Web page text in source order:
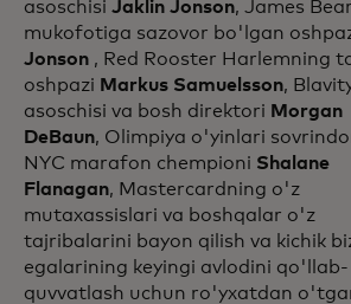
asoschisi Jaklin Jonson, James
mukofotiga sazovor bo'lgan
Jonson , Red Rooster Harlemning
oshpazi Markus Samuelsson,
asoschisi va bosh direktori Morgan
DeBaun, Olimpiya o'yinlari
NYC marafon chempioni Shalane
Flanagan, Mastercardning o'z
mutaxassislari va boshqalar o'z
tajribalarini bayon qilish va kichik
egalarining keyingi avlodini qo'llab-
quvvatlash uchun ro'yxatdan